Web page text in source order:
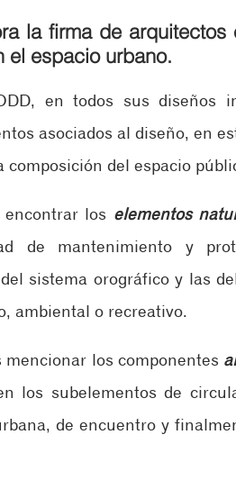
la firma de
el espacio urbano.
en todos sus diseños
asociados al diseño, en
del espacio
encontrar los elementos
de mantenimiento y
sistema orográfico y las
ambiental o recreativo.
los componentes
los subelementos de
de encuentro y